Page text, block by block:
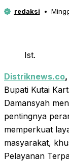
redaksi
Ist.
Distriknews.co,
Bupati Kutai
Damansyah
pentingnya
memperkuat
masyarakat,
Pelayanan